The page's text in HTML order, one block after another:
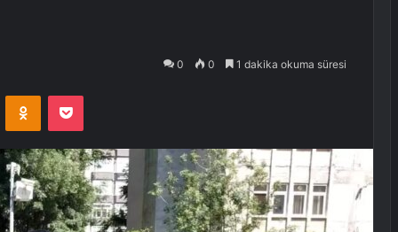
0 0 1 dakika okuma süresi
Odnoklassniki
Pocket